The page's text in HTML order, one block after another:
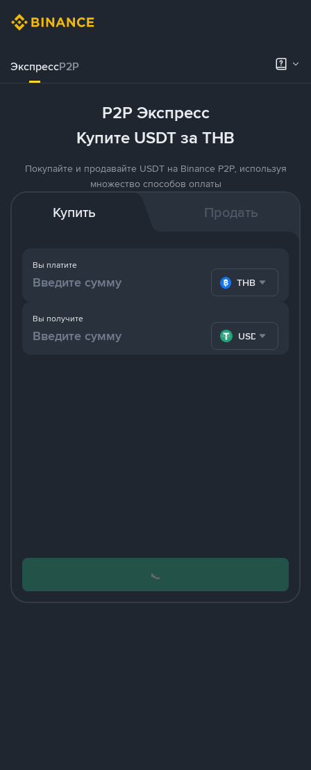
ЭкспрессP2P
P2P Экспресс
Купите USDT за THB
Покупайте и продавайте USDT на Binance P2P, используя
множество способов оплаты
Купить Продать
Вы платите
THB
Вы получите
USDT